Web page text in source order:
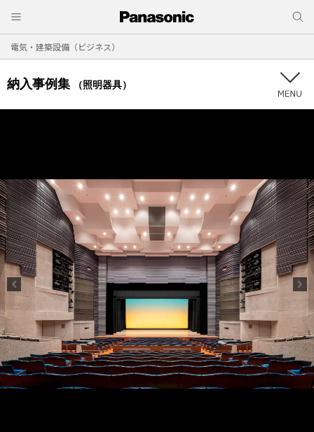
電気・建築設備（ビジネス）
納入事例集 （照明器具）